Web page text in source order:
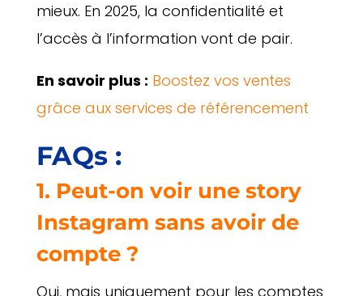
mieux. En 2025, la confidentialité et
l’accès à l’information vont de pair.
En savoir plus : Boostez vos ventes
grâce aux services de référencement
FAQs :
1. Peut-on voir une story
Instagram sans avoir de
compte ?
Oui, mais uniquement pour les comptes